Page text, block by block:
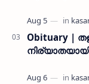
Obituary |